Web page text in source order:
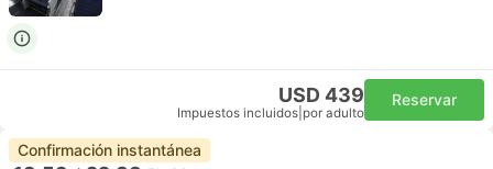
USD 439
Impuestos incluidos por adulto
Reservar
Confirmación instantánea